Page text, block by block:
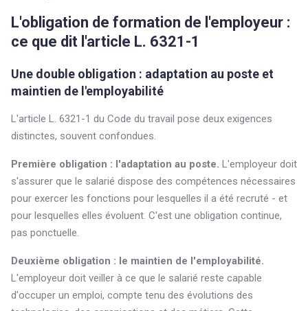
L'obligation de formation de l'employeur :
ce que dit l'article L. 6321-1
Une double obligation : adaptation au poste et
maintien de l'employabilité
L'article L. 6321-1 du Code du travail pose deux exigences
distinctes, souvent confondues.
Première obligation : l'adaptation au poste. L'employeur doit
s'assurer que le salarié dispose des compétences nécessaires
pour exercer les fonctions pour lesquelles il a été recruté - et
pour lesquelles elles évoluent. C'est une obligation continue,
pas ponctuelle.
Deuxième obligation : le maintien de l'employabilité.
L'employeur doit veiller à ce que le salarié reste capable
d'occuper un emploi, compte tenu des évolutions des